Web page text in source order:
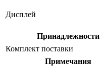
Дисплей
Принадлежности
Комплект поставки
Примечания